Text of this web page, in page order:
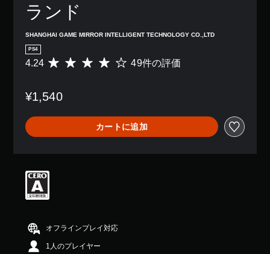
ランド
SHANGHAI GAME MIRROR INTELLIGENT TECHNOLOGY CO.,LTD
PS4
評
は
9
、
平
価
5
中
4
4.24 49件の評価
¥1,540
カートに追加
オフラインプレイ対応
1人のプレイヤー